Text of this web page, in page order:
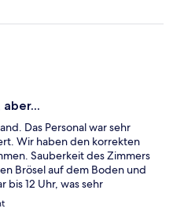
Das Personal war sehr
Wir haben den korrekten
Sauberkeit des Zimmers
Brösel auf dem Boden und
bis 12 Uhr, was sehr
um halb 9 stand ein